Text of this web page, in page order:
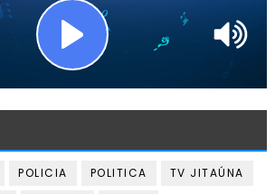
POLICIA POLITICA
TV JITAÚNA